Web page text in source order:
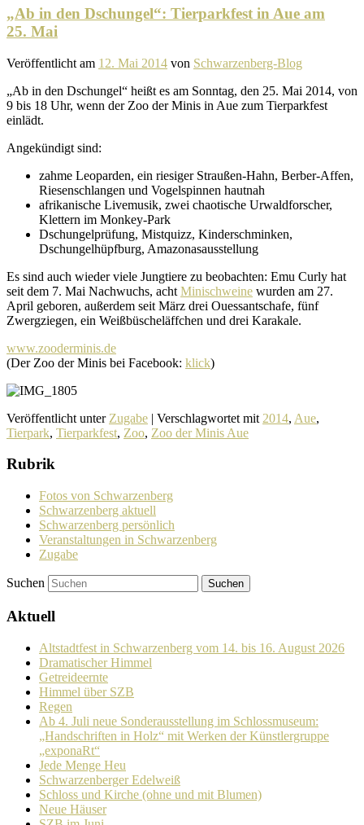
„Ab in den Dschungel“: Tierparkfest in Aue am
25. Mai
Veröffentlicht am 12. Mai 2014 von Schwarzenberg-Blog
„Ab in den Dschungel“ heißt es am Sonntag, den 25. Mai 2014, von
9 bis 18 Uhr, wenn der Zoo der Minis in Aue zum Tierparkfest
einlädt.
Angekündigt sind:
zahme Leoparden, ein riesiger Straußen-Hahn, Berber-Affen,
Riesenschlangen und Vogelspinnen hautnah
afri­ka­ni­sche Livemusik, zwei chao­ti­sche Urwaldforscher,
Klettern im Monkey-Park
Dschungelprüfung, Mistquizz, Kinderschminken,
Dschungelhüpfburg, Amazonasausstellung
Es sind auch wieder viele Jungtiere zu beob­achten: Emu Curly hat
seit dem 7. Mai Nachwuchs, acht Minischweine wurden am 27.
April geboren, außerdem seit März drei Ouessantschafe, fünf
Zwergziegen, ein Weißbüscheläffchen und drei Karakale.
www.zooderminis.de
(Der Zoo der Minis bei Facebook: klick)
Veröffentlicht unter Zugabe | Verschlagwortet mit 2014, Aue,
Tierpark, Tierparkfest, Zoo, Zoo der Minis Aue
Rubrik
Fotos von Schwarzenberg
Schwarzenberg aktuell
Schwarzenberg persönlich
Veranstaltungen in Schwarzenberg
Zugabe
Suchen
Aktuell
Altstadtfest in Schwarzenberg vom 14. bis 16. August 2026
Dramatischer Himmel
Getreideernte
Himmel über SZB
Regen
Ab 4. Juli neue Sonderausstellung im Schlossmuseum:
„Handschriften in Holz“ mit Werken der Künstlergruppe
„exponaRt“
Jede Menge Heu
Schwarzenberger Edelweiß
Schloss und Kirche (ohne und mit Blumen)
Neue Häuser